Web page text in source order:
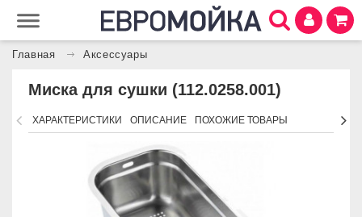
Главная Аксессуары
Миска для сушки (112.0258.001)
ХАРАКТЕРИСТИКИ ОПИСАНИЕ ПОХОЖИЕ ТОВАРЫ